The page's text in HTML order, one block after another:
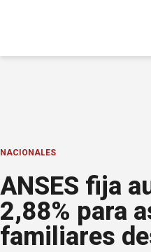
NACIONALES
ANSES fija
2,88% para
familiares